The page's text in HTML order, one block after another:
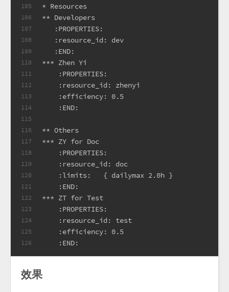
105
106
107
108
109
110
111
112
113
114
115
116
117
118
119
120
121
122
123
124
125
126
* Resources
** Developers
   :PROPERTIES:
   :resource_id: dev
   :END:
*** Zhen Yi
    :PROPERTIES:
    :resource_id: zhenyi
    :efficiency: 0.5
    :END:
** Others
*** ZY for Doc
    :PROPERTIES:
    :resource_id: doc
    :limits:   { dailymax 2.0h }
    :END:
*** ZT for Test
    :PROPERTIES:
    :resource_id: test
    :efficiency: 0.5
    :END:
效果